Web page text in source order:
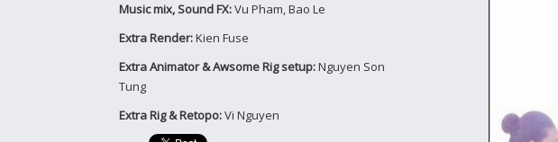
Music mix, Sound FX:Vu Pham, Bao Le
Extra Render:Kien Fuse
Extra Animator & Awsome Rig setup:Nguyen Son
Tung
Extra Rig & Retopo:Vi Nguyen